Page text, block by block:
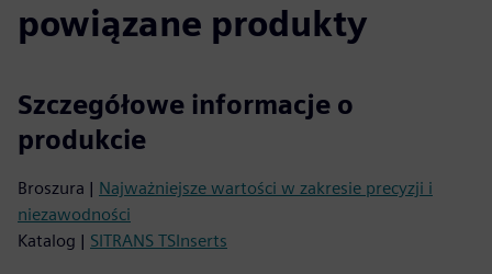
powiązane produkty
Szczegółowe informacje o
produkcie
Broszura | Najważniejsze wartości w zakresie precyzji i
niezawodności
Katalog | SITRANS TSInserts